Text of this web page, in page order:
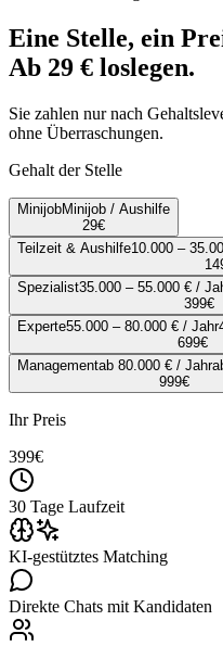
Eine Stelle, ein
Ab 29 € loslegen.
Sie zahlen nur nach
ohne Überraschungen.
Gehalt der Stelle
MinijobMinijob / Aushilfe
29€
Teilzeit & Aushilfe10.000 –
Spezialist35.000 – 55.000 € /
399€
Experte55.000 – 80.000 € / Jahr
699€
Managementab 80.000 € / Jahr
999€
Ihr Preis
399€
30 Tage Laufzeit
KI-gestütztes Matching
Direkte Chats mit Kandidaten